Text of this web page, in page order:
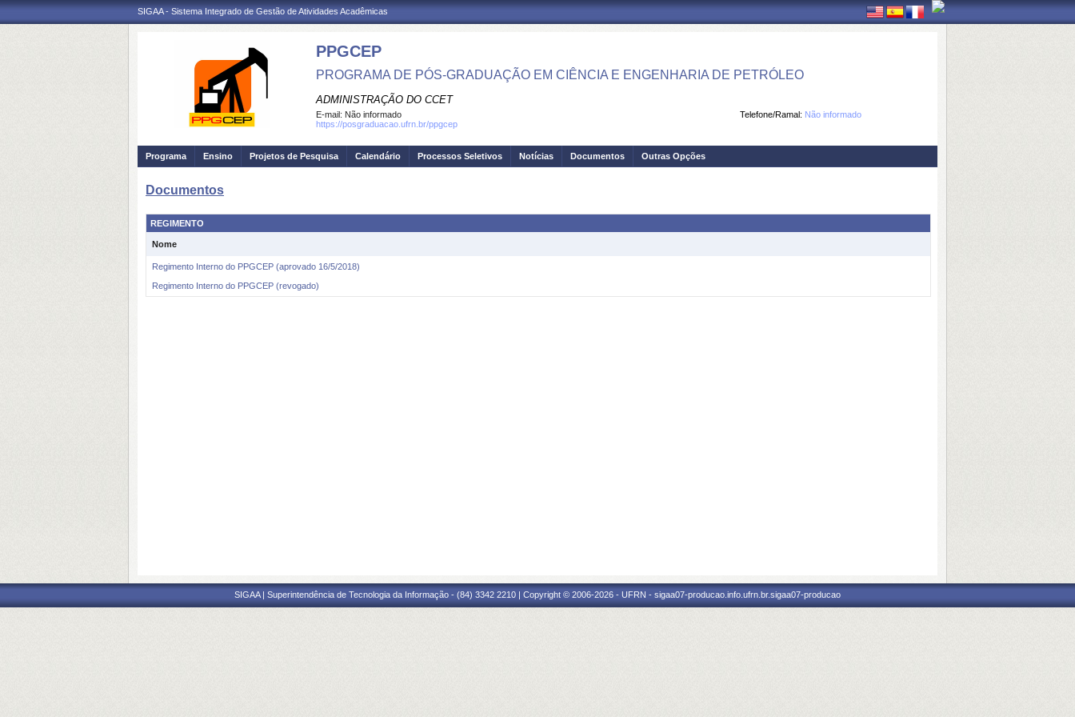
SIGAA - Sistema Integrado de Gestão de Atividades Acadêmicas
PPGCEP
PROGRAMA DE PÓS-GRADUAÇÃO EM CIÊNCIA E ENGENHARIA DE PETRÓLEO
ADMINISTRAÇÃO DO CCET
Telefone/Ramal: Não informado
E-mail: Não informado
https://posgraduacao.ufrn.br/ppgcep
Programa Ensino Projetos de Pesquisa Calendário Processos Seletivos Notícias Documentos Outras Opções
Documentos
REGIMENTO
Nome
Regimento Interno do PPGCEP (aprovado 16/5/2018)
Regimento Interno do PPGCEP (revogado)
SIGAA | Superintendência de Tecnologia da Informação - (84) 3342 2210 | Copyright © 2006-2026 - UFRN - sigaa07-producao.info.ufrn.br.sigaa07-producao